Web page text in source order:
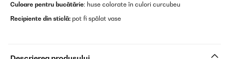
Culoare pentru bucătărie: huse colorate în culori curcubeu
Recipiente din sticlă: pot fi spălat vase